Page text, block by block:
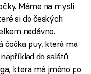
Máme na mysli
si do českých
nedávno.
čočka puy, která má
do salátů.
která má jméno po